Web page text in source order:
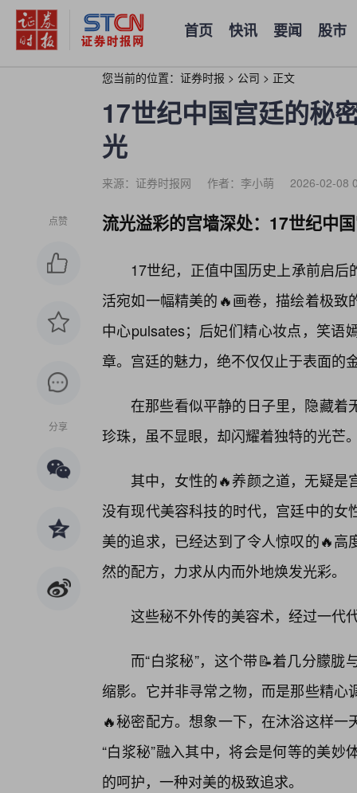
首页 快讯 要闻 股市
您当前的位置： 证券时报 > 公司 > 正文
17世纪中国宫廷的秘
光
来源：证券时报网 作者：李小萌 2026-02-08
点赞
分享
流光溢彩的宫墙深处：17世纪中
17世纪，正值中国历史上承前启
活宛如一幅精美的🔥画卷，描绘着极
中心pulsates；后妃们精心妆点，笑语
章。宫廷的魅力，绝不仅仅止于表面的
在那些看似平静的日子里，隐藏着
珍珠，虽不显眼，却闪耀着独特的光芒
其中，女性的🔥养颜之道，无疑
没有现代美容科技的时代，宫廷中的
美的追求，已经达到了令人惊叹的🔥
然的配方，力求从内而外地焕发光彩。
这些秘不外传的美容术，经过一代
而“白浆秘”，这个带📝着几分朦
缩影。它并非寻常之物，而是那些精
🔥秘密配方。想象一下，在沐浴这样
“白浆秘”融入其中，将会是何等的美
的呵护，一种对美的极致追求。